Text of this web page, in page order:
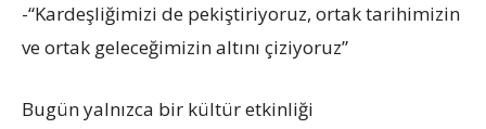
-“Kardeşliğimizi de pekiştiriyoruz, ortak tarihimizin
ve ortak geleceğimizin altını çiziyoruz”
Bugün yalnızca bir kültür etkinliği